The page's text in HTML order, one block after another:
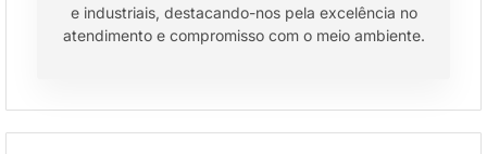
e industriais, destacando-nos pela excelência no
atendimento e compromisso com o meio ambiente.